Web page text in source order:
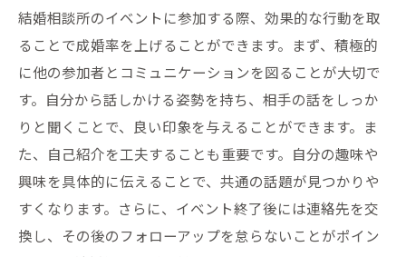
結婚相談所のイベントに参加する際、効果的な行動を取
ることで成婚率を上げることができます。まず、積極的
に他の参加者とコミュニケーションを図ることが大切で
す。自分から話しかける姿勢を持ち、相手の話をしっか
りと聞くことで、良い印象を与えることができます。ま
た、自己紹介を工夫することも重要です。自分の趣味や
興味を具体的に伝えることで、共通の話題が見つかりや
すくなります。さらに、イベント終了後には連絡先を交
換し、その後のフォローアップを怠らないことがポイン